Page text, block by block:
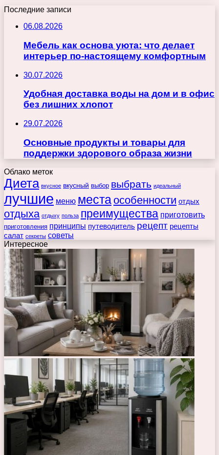
Последние записи
06.08.2026
Мебель как основа уюта: что делает
интерьер по-настоящему комфортным
30.07.2026
Удобная доставка воды на дом и в офис
без лишних хлопот
29.07.2026
Основные продукты и товары для
поддержки здорового образа жизни
Облако меток
Диета вкусное вкусный выбор выбрать идеальный
лучшие меню места особенности отдых
отдыха отдыху польза преимущества приготовить
приготовления принципы путеводитель рецепт рецепты
салат секреты советы
Интересное